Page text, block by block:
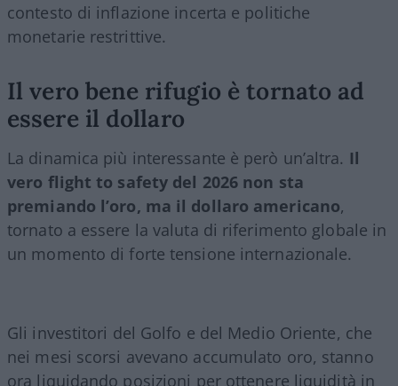
contesto di inflazione incerta e politiche
monetarie restrittive.
Il vero bene rifugio è tornato ad
essere il dollaro
La dinamica più interessante è però un’altra. Il
vero flight to safety del 2026 non sta
premiando l’oro, ma il dollaro americano,
tornato a essere la valuta di riferimento globale in
un momento di forte tensione internazionale.
Gli investitori del Golfo e del Medio Oriente, che
nei mesi scorsi avevano accumulato oro, stanno
ora liquidando posizioni per ottenere liquidità in